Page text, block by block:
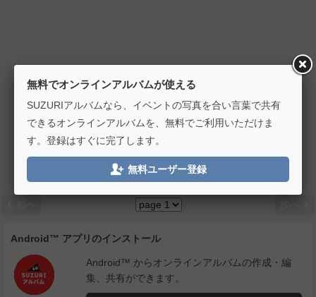
Android™ アプリのインストール
Android™ からオンラインアルバムの作成・編
集、共有ができます。
無料でオンラインアルバムが使える
SUZURIアルバムなら、イベントの写真を合い言葉で共有
できるオンラインアルバムを、無料でご利用いただけま
す。登録はすぐに完了します。
 無料ユーザー登録